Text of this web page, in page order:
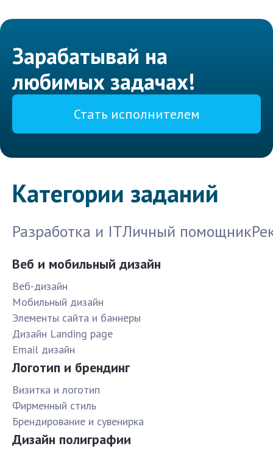
Зарабатывай на
любимых задачах!
Стать исполнителем
Категории заданий
Разработка и ITЛичный помощник
Веб и мобильный дизайн
Веб-дизайн
Мобильный дизайн
Элементы сайта и баннеры
Дизайн Landing page
Email дизайн
Логотип и брендинг
Визитка и логотип
Фирменный стиль
Брендирование и сувенирка
Дизайн полиграфии